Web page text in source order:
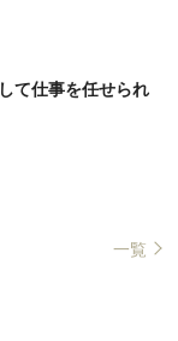
て仕事を任せられ
一覧